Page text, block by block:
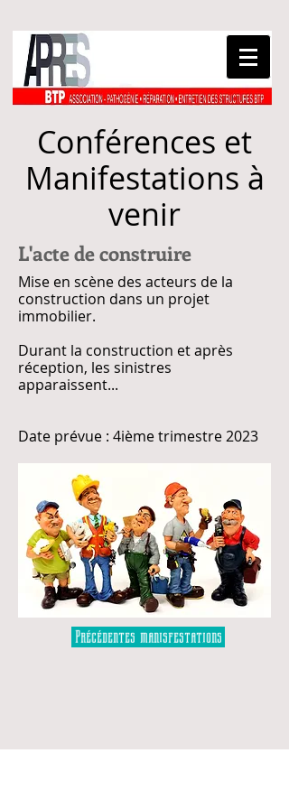
Conférences et
Manifestations à
venir
L'acte de construire
Mise en scène des acteurs de la
construction dans un projet
immobilier.
Durant la construction et après
réception, les sinistres
apparaissent...
Date prévue : 4ième trimestre 2023
Précédentes manisfestations